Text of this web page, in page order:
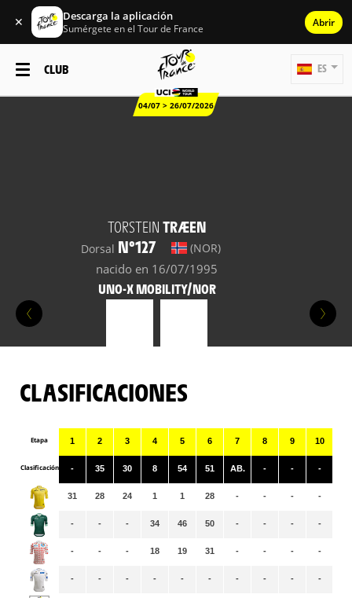
✕ Descarga la aplicación
Sumérgete en el Tour de France Abrir
CLUB
04/07 > 26/07/2026
ES
TORSTEIN TRÆEN
Dorsal N°127 (NOR)
nacido en 16/07/1995
UNO-X MOBILITY/NOR
CLASIFICACIONES
Etapa
Clasificación
1
-
31
-
-
-
2
35
28
-
-
-
3
30
24
-
-
-
4
8
1
34
18
-
5
54
1
46
19
-
6
51
28
50
31
-
7
AB.
-
-
-
-
8
-
-
-
-
-
9
-
-
-
-
-
10
-
-
-
-
-